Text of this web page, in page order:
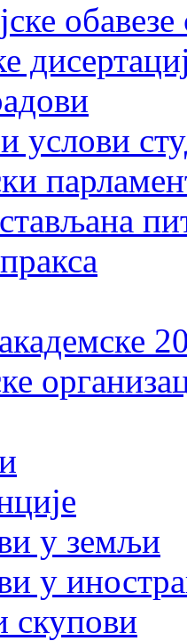
обавезе
услови
у земљи
у
скупови